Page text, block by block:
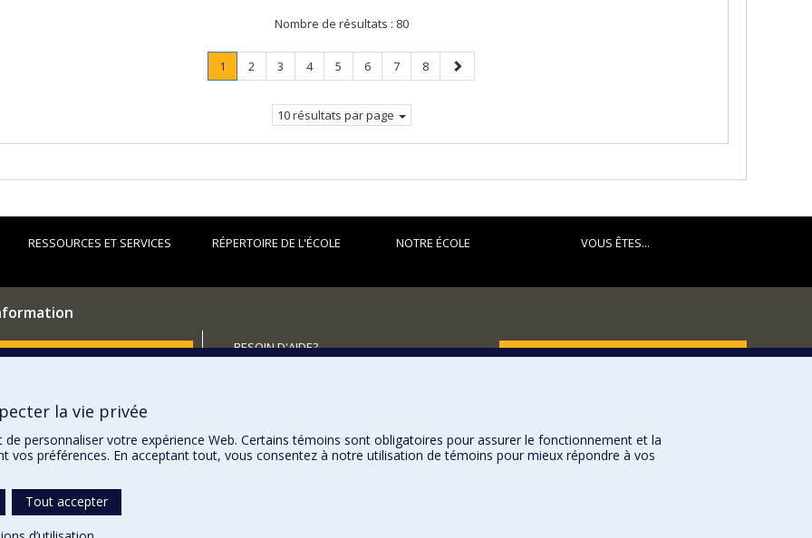
Nombre de résultats : 80
Page
1
Page
Page
2 Page
3 Page
4 Page
5 Page
6 Page
7 Page
8
Page
suivante
10 résultats par page
RESSOURCES ET SERVICES RÉPERTOIRE DE L'ÉCOLE NOTRE ÉCOLE VOUS ÊTES...
l'École?
BESOIN D'AIDE?
FACULTÉ DES ARTS ET DES SCIENCES
Nos programmes et cours
la vie privée
de personnaliser votre expérience Web. Certains témoins sont obligatoires pour assurer le fonctionnement et la
vos préférences. En acceptant tout, vous consentez à notre utilisation de témoins pour mieux répondre à vos
Tout accepter